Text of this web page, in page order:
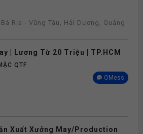
Rịa - Vũng Tàu, Hải Dương, Quảng
| Lương Từ 20 Triệu | TP.HCM
QTF
OMess
Xuất Xưởng May/Production